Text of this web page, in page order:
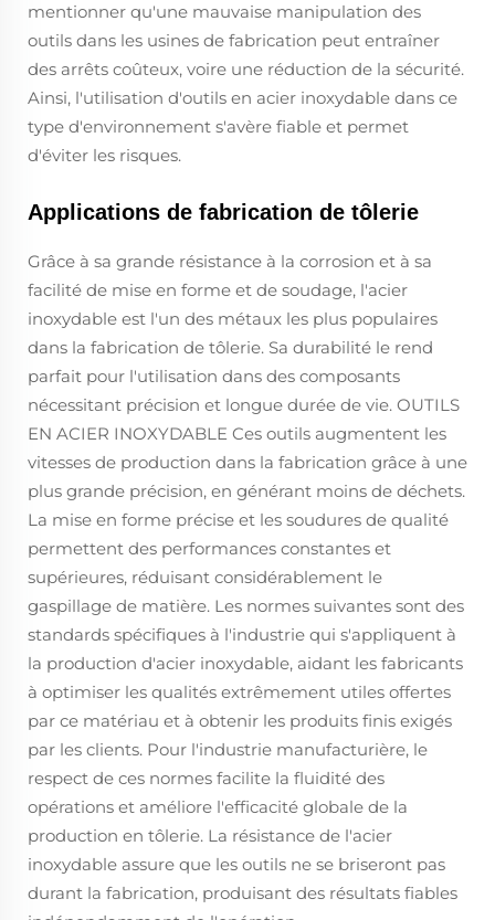
mentionner qu'une mauvaise manipulation des
outils dans les usines de fabrication peut entraîner
des arrêts coûteux, voire une réduction de la sécurité.
Ainsi, l'utilisation d'outils en acier inoxydable dans ce
type d'environnement s'avère fiable et permet
d'éviter les risques.
Applications de fabrication de tôlerie
Grâce à sa grande résistance à la corrosion et à sa
facilité de mise en forme et de soudage, l'acier
inoxydable est l'un des métaux les plus populaires
dans la fabrication de tôlerie. Sa durabilité le rend
parfait pour l'utilisation dans des composants
nécessitant précision et longue durée de vie. OUTILS
EN ACIER INOXYDABLE Ces outils augmentent les
vitesses de production dans la fabrication grâce à une
plus grande précision, en générant moins de déchets.
La mise en forme précise et les soudures de qualité
permettent des performances constantes et
supérieures, réduisant considérablement le
gaspillage de matière. Les normes suivantes sont des
standards spécifiques à l'industrie qui s'appliquent à
la production d'acier inoxydable, aidant les fabricants
à optimiser les qualités extrêmement utiles offertes
par ce matériau et à obtenir les produits finis exigés
par les clients. Pour l'industrie manufacturière, le
respect de ces normes facilite la fluidité des
opérations et améliore l'efficacité globale de la
production en tôlerie. La résistance de l'acier
inoxydable assure que les outils ne se briseront pas
durant la fabrication, produisant des résultats fiables